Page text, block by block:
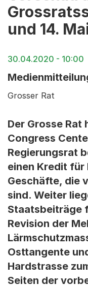
und 14.
30.04.2020 - 10:00
Grosser Rat
Der Grosse Rat
Congress
Regierungsrat
einen Kredit für
Geschäfte, die
sind. Weiter
Staatsbeiträge
Revision der
Osttangente
Hardstrasse
Seiten der